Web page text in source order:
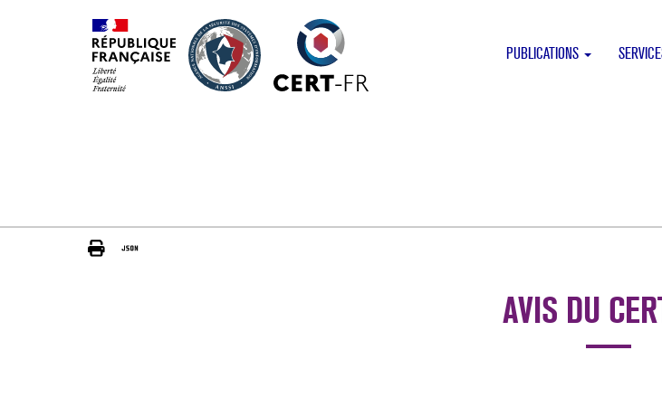
PUBLICATIONS
AVIS DU